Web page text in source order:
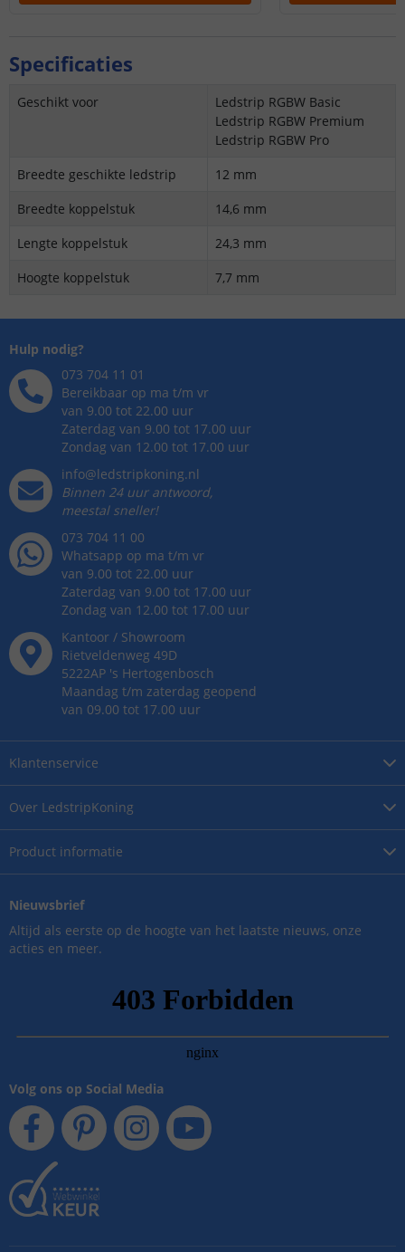
Specificaties
Geschikt voor
Ledstrip RGBW Basic
Ledstrip RGBW Premium
Ledstrip RGBW Pro
Breedte geschikte ledstrip
12 mm
Breedte koppelstuk
14,6 mm
Lengte koppelstuk
24,3 mm
Hoogte koppelstuk
7,7 mm
Over LedstripKoning
Product informatie
Klantenservice
Hulp nodig?
073 704 11 01
Bereikbaar op ma t/m vr
van 9.00 tot 22.00 uur
Zaterdag van 9.00 tot 17.00 uur
Zondag van 12.00 tot 17.00 uur
info@ledstripkoning.nl
Binnen 24 uur antwoord,
meestal sneller!
073 704 11 00
Whatsapp op ma t/m vr
van 9.00 tot 22.00 uur
Zaterdag van 9.00 tot 17.00 uur
Zondag van 12.00 tot 17.00 uur
Kantoor / Showroom
Rietveldenweg 49D
5222AP 's Hertogenbosch
Maandag t/m zaterdag geopend
van 09.00 tot 17.00 uur
Nieuwsbrief
Altijd als eerste op de hoogte van het laatste nieuws, onze
acties en meer.
Volg ons op Social Media